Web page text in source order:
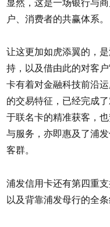
显然，这是一场银行与
户、消费者的共赢体系。
让这更加如虎添翼的，
持，以及借由此的对客
卡有着对金融科技前沿
的交易特征，已经完成
于联名卡的精准获客，
与服务，亦即惠及了浦
客群。
浦发信用卡还有第四重
以及背靠浦发母行的全条